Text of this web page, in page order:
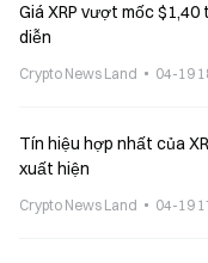
Giá XRP vượt mốc
diễn
Crypto News Land 04-19
Tín hiệu hợp nhất của
xuất hiện
Crypto News Land 04-19